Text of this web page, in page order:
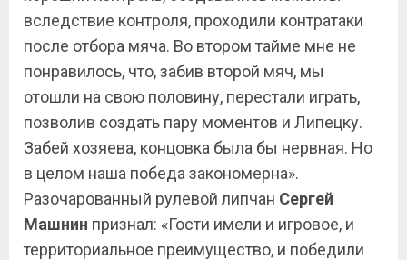
вследствие контроля, проходили контратаки
после отбора мяча. Во втором тайме мне не
понравилось, что, забив второй мяч, мы
отошли на свою половину, перестали играть,
позволив создать пару моментов и Липецку.
Забей хозяева, концовка была бы нервная. Но
в целом наша победа закономерна».
Разочарованный рулевой липчан Сергей
Машнин признал: «Гости имели и игровое, и
территориальное преимущество, и победили